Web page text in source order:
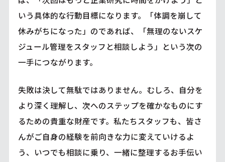
いう具体的な行動目標になります。「体調を崩して
休みがちになった」のであれば、「無理のないスケ
ジュール管理をスタッフと相談しよう」という次の
一手につながります。
失敗は決して無駄ではありません。むしろ、自分を
より深く理解し、次へのステップを確かなものにす
るための貴重な財産です。私たちスタッフも、皆さ
んがご自身の経験を前向きな力に変えていけるよ
う、いつでも相談に乗り、一緒に整理するお手伝い